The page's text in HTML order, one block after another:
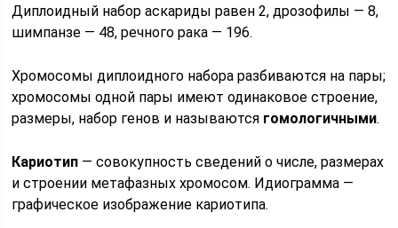
Диплоидный набор аскариды равен 2, дрозофилы — 8,
шимпанзе — 48, речного рака — 196.
Хромосомы диплоидного набора разбиваются на пары;
хромосомы одной пары имеют одинаковое строение,
размеры, набор генов и называются гомологичными.
Кариотип — совокупность сведений о числе, размерах
и строении метафазных хромосом. Идиограмма —
графическое изображение кариотипа.